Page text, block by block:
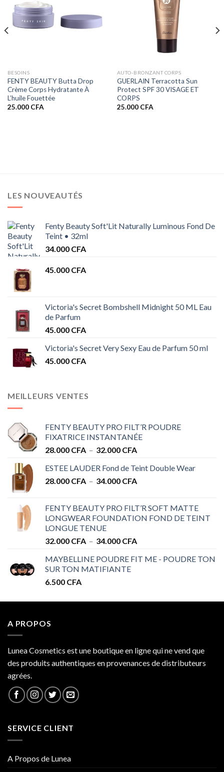
BESOINS
FENTY BEAUTY Butta Drop
Crème Corps Hydratante À
L’huile Fouettée
25.000 CFA
AUTO-BRONZANT CORPS
GUERLAIN Terracotta Sun
Protect SPF 30 VISAGE ET
CORPS
25.000 CFA
LES NOUVEAUTÉS
Fenty Beauty Soft'Lit Naturally Luminous Fond De
Teint • 32ml
34.000 CFA
45.000 CFA
Victoria's Secret Bombshell Midnight 50 ML Eau
de Parfum
45.000 CFA
Victoria's Secret Very Sexy Eau de Parfum 50 ml
45.000 CFA
MEILLEURS VENTES
FENTY BEAUTY PRO FILT’R POUDRE
FIXATRICE INSTANTANÉE
28.000 CFA – 32.000 CFA
prix :
28.000 CFA
ESTEE LAUDER Fond de Teint Double Wear
28.000 CFA – 34.000 CFA
28.000 CFA
à
FENTY BEAUTY PRO FILT’R SOFT MATTE
LONGWEAR FOUNDATION FOND DE TEINT
LONGUE TENUE
32.000 CFA – 34.000 CFA
prix :
MAYBELLINE POUDRE FIT ME - POUDRE TON
SUR TON MATIFIANTE
6.500 CFA
A PROPOS
Lunea Cosmetics est une boutique en ligne qui ne vend que
des produits authentiques en provenances de distributeurs
agrées.
SERVICE CLIENT
A Propos de Lunea